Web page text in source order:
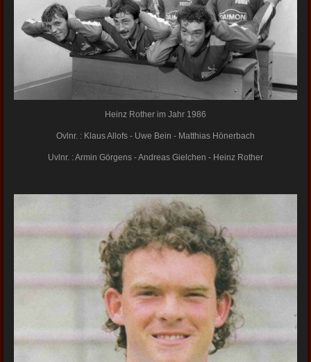
Heinz Rother im Jahr 1986
Ovlnr. : Klaus Allofs - Uwe Bein - Matthias Hönerbach
Uvlnr. : Armin Görgens - Andreas Gielchen - Heinz Rother